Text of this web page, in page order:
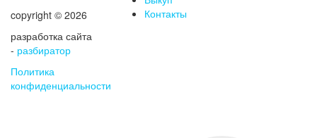
copyright © 2026
разработка сайта
- разбиратор
Политика
конфиденциальности
Контакты